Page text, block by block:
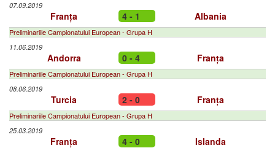
07.09.2019
Franța 4 - 1 Albania
Preliminariile Campionatului European - Grupa H
11.06.2019
Andorra 0 - 4 Franța
Preliminariile Campionatului European - Grupa H
08.06.2019
Turcia 2 - 0 Franța
Preliminariile Campionatului European - Grupa H
25.03.2019
Franța 4 - 0 Islanda